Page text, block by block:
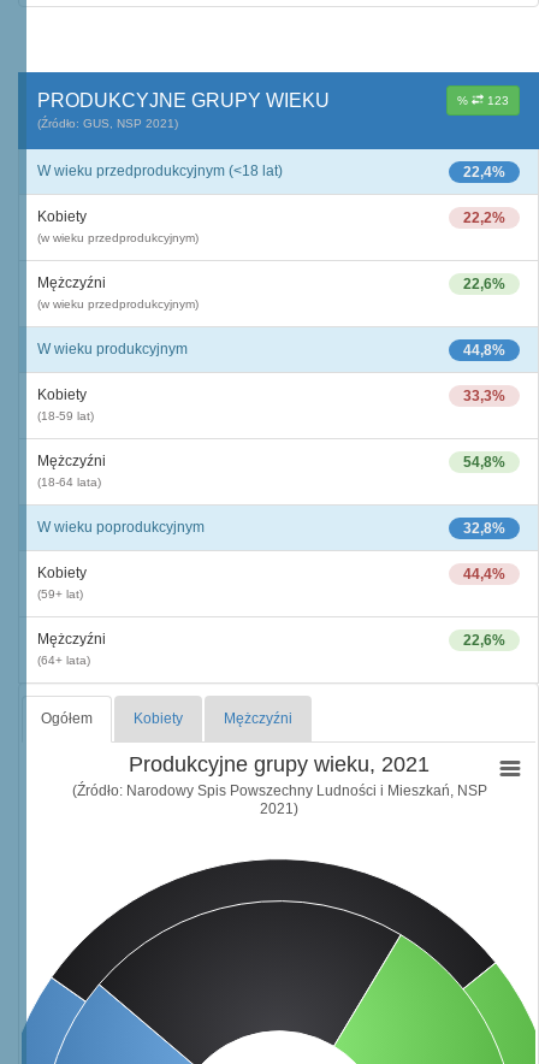
% 123
PRODUKCYJNE GRUPY WIEKU
(Źródło: GUS, NSP 2021)
22,4%
W wieku przedprodukcyjnym (<18 lat)
22,2%
Kobiety
(w wieku przedprodukcyjnym)
22,6%
Mężczyźni
(w wieku przedprodukcyjnym)
44,8%
W wieku produkcyjnym
33,3%
Kobiety
(18-59 lat)
54,8%
Mężczyźni
(18-64 lata)
32,8%
W wieku poprodukcyjnym
44,4%
Kobiety
(59+ lat)
22,6%
Mężczyźni
(64+ lata)
Ogółem Kobiety Mężczyźni
Produkcyjne grupy wieku, 2021
(Źródło: Narodowy Spis Powszechny Ludności i Mieszkań, NSP
2021)